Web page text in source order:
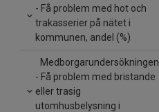
- Få problem med hot och
trakasserier på nätet i
kommunen, andel (%)
Medborgarundersökningen
- Få problem med bristande
eller trasig
utomhusbelysning i